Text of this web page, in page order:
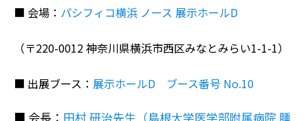
■ 会場： パシフィコ横浜 ノース 展示ホールD
（〒220-0012 神奈川県横浜市西区みなとみらい1-1-1）
■ 出展ブース： 展示ホールD ブース番号 No.10
■ 会長： 田村 研治先生（島根大学医学部附属病院 腫